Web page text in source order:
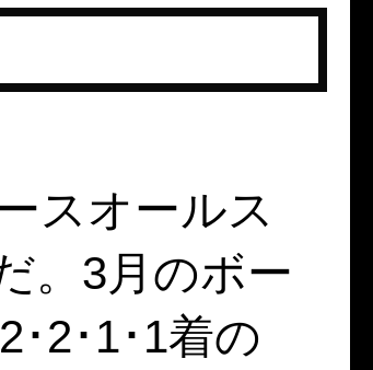
スオールス
。3月のボー
･2･1･1着の